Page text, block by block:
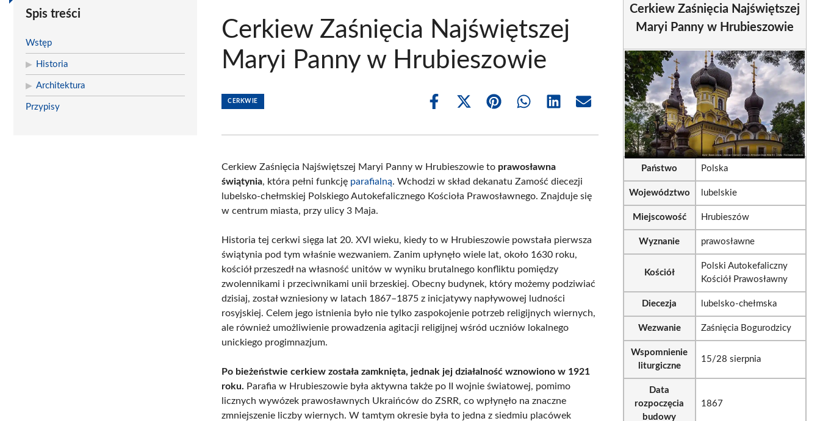
Spis treści
Wstęp
Historia
Architektura
Przypisy
Cerkiew Zaśnięcia Najświętszej
Maryi Panny w Hrubieszowie
CERKWIE
Share
Share
(Twitter)
Share Share Share Share
Cerkiew Zaśnięcia Najświętszej Maryi Panny w Hrubieszowie to prawosławna
świątynia, która pełni funkcję parafialną. Wchodzi w skład dekanatu Zamość diecezji
lubelsko-chełmskiej Polskiego Autokefalicznego Kościoła Prawosławnego. Znajduje się
w centrum miasta, przy ulicy 3 Maja.
Historia tej cerkwi sięga lat 20. XVI wieku, kiedy to w Hrubieszowie powstała pierwsza
świątynia pod tym właśnie wezwaniem. Zanim upłynęło wiele lat, około 1630 roku,
kościół przeszedł na własność unitów w wyniku brutalnego konfliktu pomiędzy
zwolennikami i przeciwnikami unii brzeskiej. Obecny budynek, który możemy podziwiać
dzisiaj, został wzniesiony w latach 1867–1875 z inicjatywy napływowej ludności
rosyjskiej. Celem jego istnienia było nie tylko zaspokojenie potrzeb religijnych wiernych,
ale również umożliwienie prowadzenia agitacji religijnej wśród uczniów lokalnego
unickiego progimnazjum.
Po bieżeństwie cerkiew została zamknięta, jednak jej działalność wznowiono w 1921
roku. Parafia w Hrubieszowie była aktywna także po II wojnie światowej, pomimo
licznych wywózek prawosławnych Ukraińców do ZSRR, co wpłynęło na znaczne
zmniejszenie liczby wiernych. W tamtym okresie była to jedna z siedmiu placówek
Cerkiew Zaśnięcia Najświętszej
Maryi Panny w Hrubieszowie
Państwo Polska
Województwo lubelskie
Miejscowość Hrubieszów
Wyznanie prawosławne
Kościół
Polski Autokefaliczny
Kościół Prawosławny
Diecezja lubelsko-chełmska
Wezwanie Zaśnięcia Bogurodzicy
Wspomnienie
liturgiczne
15/28 sierpnia
Data
rozpoczęcia
budowy
1867